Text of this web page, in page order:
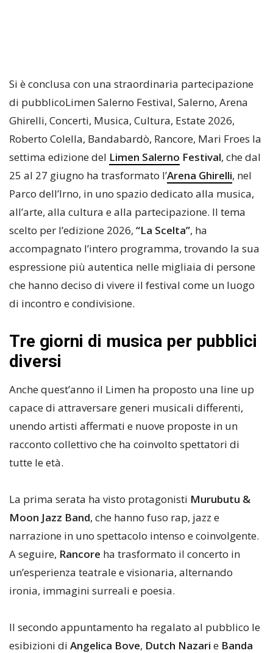
Si è conclusa con una straordinaria partecipazione
di pubblicoLimen Salerno Festival, Salerno, Arena
Ghirelli, Concerti, Musica, Cultura, Estate 2026,
Roberto Colella, Bandabardò, Rancore, Mari Froes la
settima edizione del Limen Salerno Festival, che dal
25 al 27 giugno ha trasformato l’Arena Ghirelli, nel
Parco dell’Irno, in uno spazio dedicato alla musica,
all’arte, alla cultura e alla partecipazione. Il tema
scelto per l’edizione 2026, “La Scelta”, ha
accompagnato l’intero programma, trovando la sua
espressione più autentica nelle migliaia di persone
che hanno deciso di vivere il festival come un luogo
di incontro e condivisione.
Tre giorni di musica per pubblici
diversi
Anche quest’anno il Limen ha proposto una line up
capace di attraversare generi musicali differenti,
unendo artisti affermati e nuove proposte in un
racconto collettivo che ha coinvolto spettatori di
tutte le età.
La prima serata ha visto protagonisti Murubutu &
Moon Jazz Band, che hanno fuso rap, jazz e
narrazione in uno spettacolo intenso e coinvolgente.
A seguire, Rancore ha trasformato il concerto in
un’esperienza teatrale e visionaria, alternando
ironia, immagini surreali e poesia.
Il secondo appuntamento ha regalato al pubblico le
esibizioni di Angelica Bove, Dutch Nazari e Banda